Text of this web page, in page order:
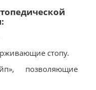
стопу.
позволяющие